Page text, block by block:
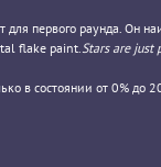
для первого раунда. Он
flake paint.Stars are just
в состоянии от 0%